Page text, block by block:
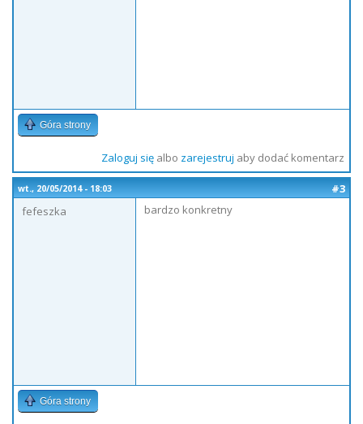
Góra strony
Zaloguj sięalbo zarejestruj aby dodać komentarz
wt., 20/05/2014 - 18:03
#3
fefeszka
bardzo konkretny
Góra strony